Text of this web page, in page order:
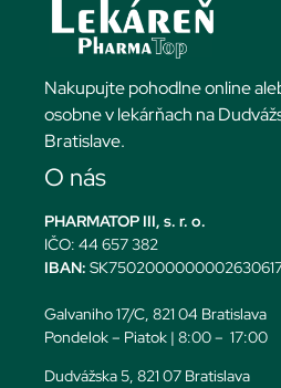
Nakupujte pohodlne online
osobne v lekárňach na
Bratislave.
O nás
PHARMATOP III, s. r. o.
IČO: 44 657 382
IBAN:
Galvaniho 17/C, 821 04 Bratislava
Pondelok – Piatok | 8:00 – 17:00
Dudvážska 5, 821 07 Bratislava